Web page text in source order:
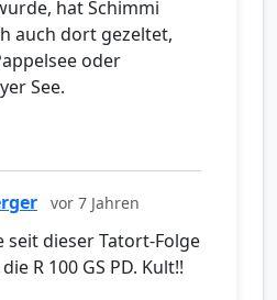
hat Schimmi
auch dort gezeltet,
oder
See.
vor 7 Jahren
dieser Tatort-Folge
R 100 GS PD. Kult!!